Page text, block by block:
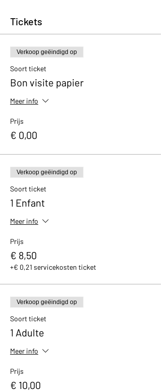
Tickets
Verkoop geëindigd op
Soort ticket
Bon visite papier
Meer info
Prijs
€ 0,00
Verkoop geëindigd op
Soort ticket
1 Enfant
Meer info
Prijs
€ 8,50
+€ 0,21 servicekosten ticket
Verkoop geëindigd op
Soort ticket
1 Adulte
Meer info
Prijs
€ 10,00